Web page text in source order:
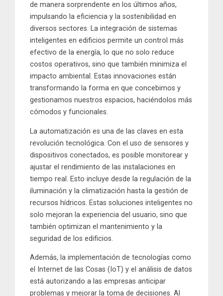
de manera sorprendente en los últimos años,
impulsando la eficiencia y la sostenibilidad en
diversos sectores. La integración de sistemas
inteligentes en edificios permite un control más
efectivo de la energía, lo que no solo reduce
costos operativos, sino que también minimiza el
impacto ambiental. Estas innovaciones están
transformando la forma en que concebimos y
gestionamos nuestros espacios, haciéndolos más
cómodos y funcionales.
La automatización es una de las claves en esta
revolución tecnológica. Con el uso de sensores y
dispositivos conectados, es posible monitorear y
ajustar el rendimiento de las instalaciones en
tiempo real. Esto incluye desde la regulación de la
iluminación y la climatización hasta la gestión de
recursos hídricos. Estas soluciones inteligentes no
solo mejoran la experiencia del usuario, sino que
también optimizan el mantenimiento y la
seguridad de los edificios.
Además, la implementación de tecnologías como
el Internet de las Cosas (IoT) y el análisis de datos
está autorizando a las empresas anticipar
problemas y mejorar la toma de decisiones. Al